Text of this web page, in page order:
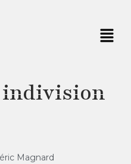
indivision
Magnard